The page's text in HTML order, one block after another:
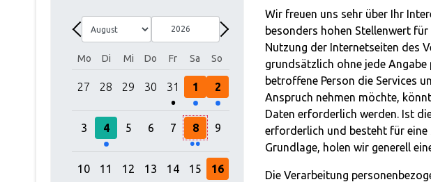
Zurück - Monat
Jahr
Weiter - Monat
Mo Di Mi Do Fr Sa So
27 28 29 30 31
Einzelne Veranstaltung
1
Einzelne Veranstaltung
2
Einzelne Veranstaltung
3 4
Einzelne Veranstaltung
5 6 7 8
2 Veranstaltungen
9
10 11 12 13 14 15 16
Einzelne Veranstaltung
Wir freuen uns sehr über Ihr
besonders hohen Stellenwert für
Nutzung der Internetseiten des
grundsätzlich ohne jede
betroffene Person die Services
Anspruch nehmen möchte,
Daten erforderlich werden. Ist
erforderlich und besteht für eine
Grundlage, holen wir generell
Die Verarbeitung